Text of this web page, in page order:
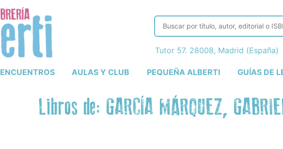
ENCUENTROS AULAS Y CLUB PEQUEÑA ALBERTI GUÍAS DE
Tutor 57. 28008, Madrid (España)
Libros de: GARCÍA MÁRQUEZ,